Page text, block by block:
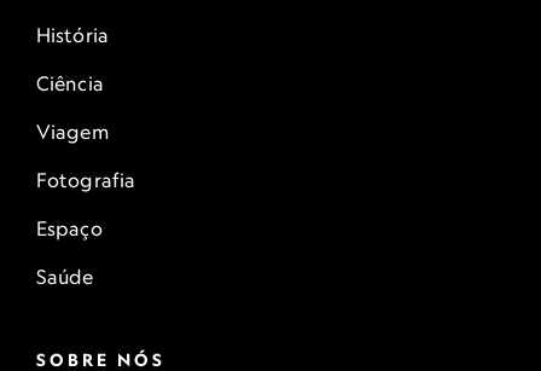
História
Ciência
Viagem
Fotografia
Espaço
Saúde
SOBRE NÓS